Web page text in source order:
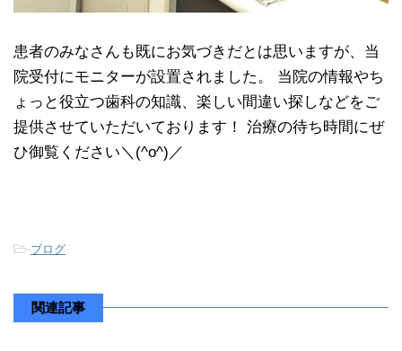
患者のみなさんも既にお気づきだとは思いますが、当
院受付にモニターが設置されました。 当院の情報やち
ょっと役立つ歯科の知識、楽しい間違い探しなどをご
提供させていただいております！ 治療の待ち時間にぜ
ひ御覧ください＼(^o^)／
-ブログ
関連記事